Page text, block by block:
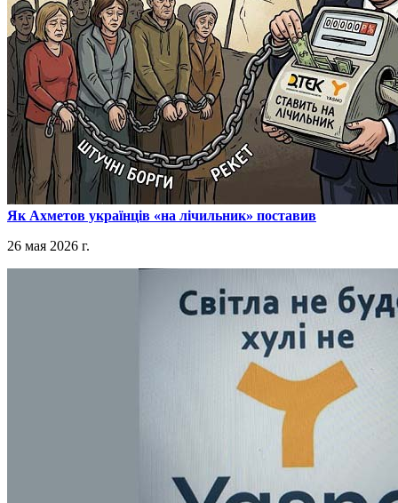
​Як Ахметов українців «на лічильник» поставив
26 мая 2026 г.